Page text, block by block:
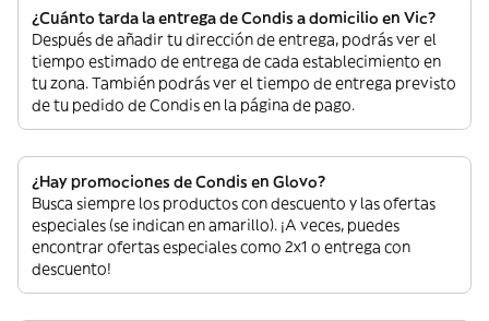
¿Cuánto tarda la entrega de Condis a domicilio en Vic?
Después de añadir tu dirección de entrega, podrás ver el
tiempo estimado de entrega de cada establecimiento en
tu zona. También podrás ver el tiempo de entrega previsto
de tu pedido de Condis en la página de pago.
¿Hay promociones de Condis en Glovo?
Busca siempre los productos con descuento y las ofertas
especiales (se indican en amarillo). ¡A veces, puedes
encontrar ofertas especiales como 2x1 o entrega con
descuento!